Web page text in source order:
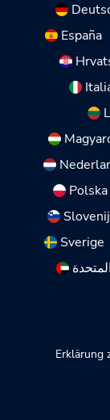
España
Polska
Sverige
Erklärung